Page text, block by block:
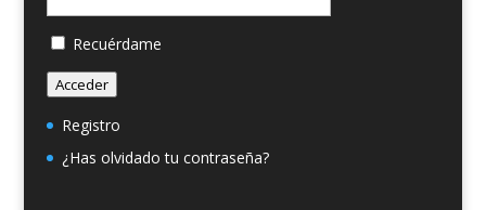
Recuérdame
Acceder
Registro
¿Has olvidado tu contraseña?